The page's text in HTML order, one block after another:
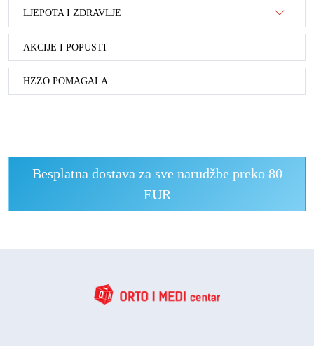
LJEPOTA I ZDRAVLJE
AKCIJE I POPUSTI
HZZO POMAGALA
Besplatna dostava za sve narudžbe preko 80
EUR